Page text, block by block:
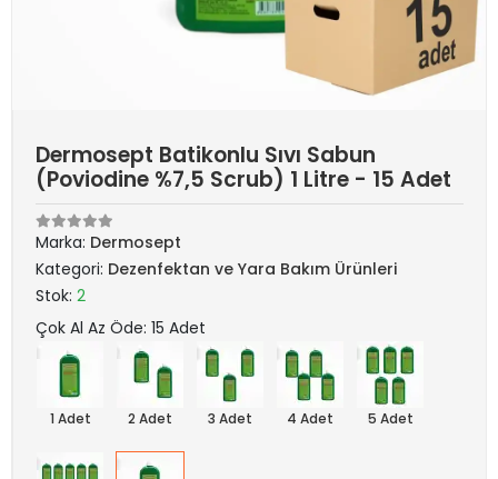
Dermosept Batikonlu Sıvı Sabun
(Poviodine %7,5 Scrub) 1 Litre - 15 Adet
Marka: Dermosept
Kategori: Dezenfektan ve Yara Bakım Ürünleri
Stok: 2
Çok Al Az Öde: 15 Adet
1 Adet 2 Adet 3 Adet 4 Adet 5 Adet